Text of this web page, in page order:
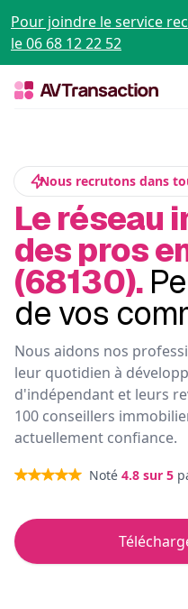
Pour joindre le service
le 06 68 12 22 52
Nous recrutons dans
Le réseau
des pros
(68130).
de vos
Nous aidons nos
leur quotidien à
d'indépendant et leurs
100 conseillers
actuellement confiance.
Noté 4.8 sur 5